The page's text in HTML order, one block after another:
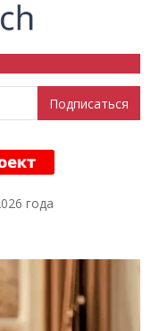
года